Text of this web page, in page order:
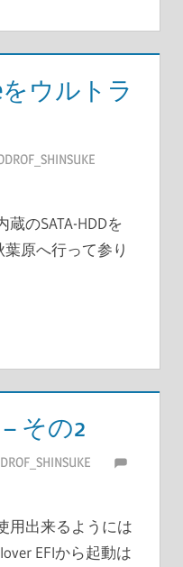
をウルトラ
のSATA-HDDを
原へ行って参り
– その2
用出来るようには
EFIから起動は